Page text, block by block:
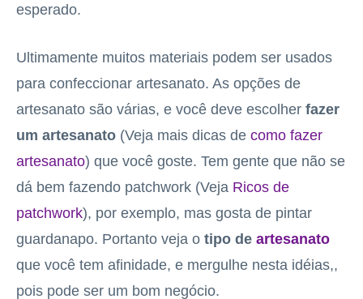
esperado.
Ultimamente muitos materiais podem ser usados
para confeccionar artesanato. As opções de
artesanato são várias, e você deve escolher fazer
um artesanato (Veja mais dicas de como fazer
artesanato) que você goste. Tem gente que não se
dá bem fazendo patchwork (Veja Ricos de
patchwork), por exemplo, mas gosta de pintar
guardanapo. Portanto veja o tipo de artesanato
que você tem afinidade, e mergulhe nesta idéias,,
pois pode ser um bom negócio.